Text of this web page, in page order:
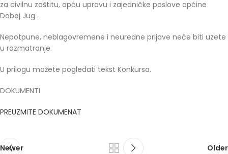
za civilnu zaštitu, opću upravu i zajedničke poslove općine
Doboj Jug .
Nepotpune, neblagovremene i neuredne prijave neće biti uzete
u razmatranje.
U prilogu možete pogledati tekst Konkursa.
DOKUMENTI
PREUZMITE DOKUMENAT
Newer Older